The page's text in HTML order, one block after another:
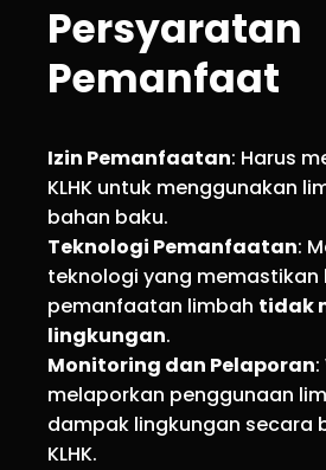
Persyaratan
Pemanfaat
Izin Pemanfaatan: Harus
KLHK untuk menggunakan
bahan baku.
Teknologi Pemanfaatan:
teknologi yang memastikan
pemanfaatan limbah tidak
lingkungan.
Monitoring dan Pelaporan
melaporkan penggunaan
dampak lingkungan secara
KLHK.